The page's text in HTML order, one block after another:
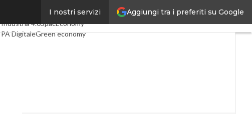
Aggiungi tra i preferiti su Google
I nostri servizi
Digital EconomyTelco
Industria 4.0SpacEconomy
PA DigitaleGreen economy